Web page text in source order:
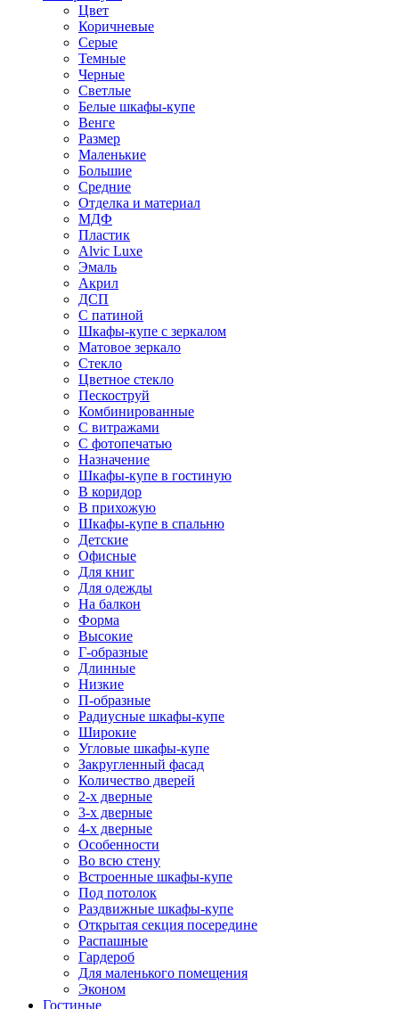
Цвет
Коричневые
Серые
Темные
Черные
Светлые
Белые шкафы-купе
Венге
Размер
Маленькие
Большие
Средние
Отделка и материал
МДФ
Пластик
Alvic Luxe
Эмаль
Акрил
ДСП
С патиной
Шкафы-купе с зеркалом
Матовое зеркало
Стекло
Цветное стекло
Пескоструй
Комбинированные
С витражами
С фотопечатью
Назначение
Шкафы-купе в гостиную
В коридор
В прихожую
Шкафы-купе в спальню
Детские
Офисные
Для книг
Для одежды
На балкон
Форма
Высокие
Г-образные
Длинные
Низкие
П-образные
Радиусные шкафы-купе
Широкие
Угловые шкафы-купе
Закругленный фасад
Количество дверей
2-х дверные
3-х дверные
4-х дверные
Особенности
Во всю стену
Встроенные шкафы-купе
Под потолок
Раздвижные шкафы-купе
Открытая секция посередине
Распашные
Гардероб
Для маленького помещения
Эконом
Гостиные